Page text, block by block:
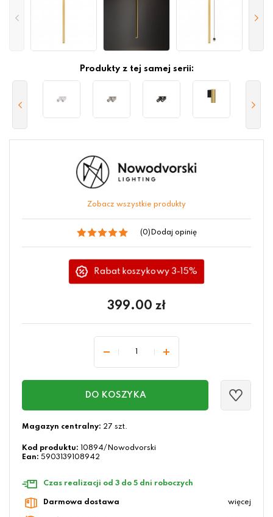
Produkty z tej samej serii:
Zobacz wszystkie produkty
(0) Dodaj opinię
Rabat koszykowy 3-15%
399.00 zł
DO KOSZYKA
Magazyn centralny: 27 szt.
Kod produktu:
10894/Nowodvorski
Ean: 5903139108942
Czas realizacji od 3 do 5 dni roboczych
Darmowa dostawa więcej